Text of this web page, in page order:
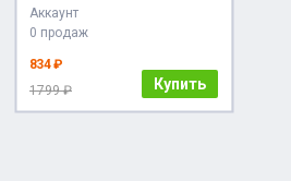
Аккаунт
0 продаж
834 ₽
1799 ₽
Купить